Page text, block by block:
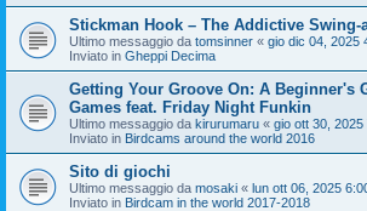
Stickman Hook – The Addictive Swing-
Ultimo messaggio da tomsinner « gio dic 04, 2025
Inviato in Gheppi Decima
Getting Your Groove On: A Beginner's
Games feat. Friday Night Funkin
Ultimo messaggio da kirurumaru « gio ott 30, 2025
Inviato in Birdcams around the world 2016
Sito di giochi
Ultimo messaggio da mosaki « lun ott 06, 2025
Inviato in Birdcam in the world 2017-2018